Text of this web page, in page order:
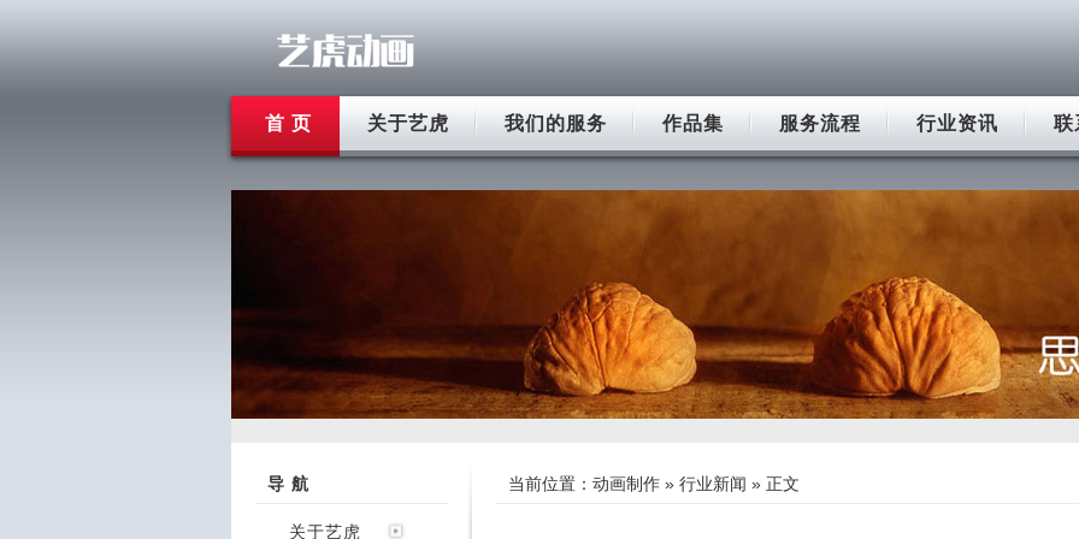
首 页 关于艺虎 我们的服务 作品集 服务流程 行业资讯 联
导 航
关于艺虎
当前位置： 动画制作 » 行业新闻 » 正文